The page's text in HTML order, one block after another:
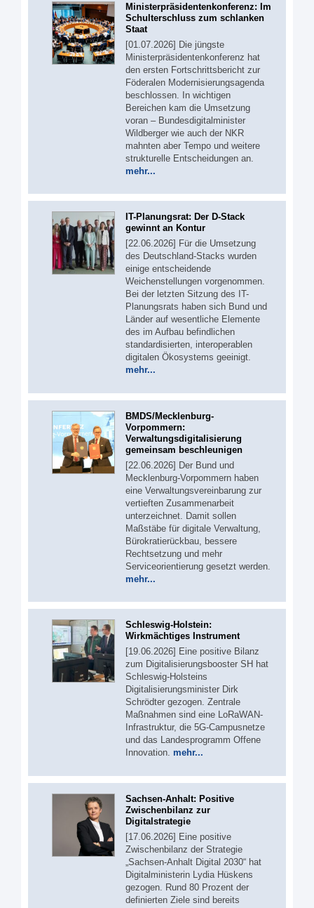
Ministerpräsidentenkonferenz: Im
Schulterschluss zum schlanken
Staat
[01.07.2026] Die jüngste
Ministerpräsidentenkonferenz hat
den ersten Fortschrittsbericht zur
Föderalen Modernisierungsagenda
beschlossen. In wichtigen
Bereichen kam die Umsetzung
voran – Bundesdigitalminister
Wildberger wie auch der NKR
mahnten aber Tempo und weitere
strukturelle Entscheidungen an.
mehr...
IT-Planungsrat: Der D-Stack
gewinnt an Kontur
[22.06.2026] Für die Umsetzung
des Deutschland-Stacks wurden
einige entscheidende
Weichenstellungen vorgenommen.
Bei der letzten Sitzung des IT-
Planungsrats haben sich Bund und
Länder auf wesentliche Elemente
des im Aufbau befindlichen
standardisierten, interoperablen
digitalen Ökosystems geeinigt.
mehr...
BMDS/Mecklenburg-
Vorpommern:
Verwaltungsdigitalisierung
gemeinsam beschleunigen
[22.06.2026] Der Bund und
Mecklenburg-Vorpommern haben
eine Verwaltungsvereinbarung zur
vertieften Zusammenarbeit
unterzeichnet. Damit sollen
Maßstäbe für digitale Verwaltung,
Bürokratierückbau, bessere
Rechtsetzung und mehr
Serviceorientierung gesetzt werden.
mehr...
Schleswig-Holstein:
Wirkmächtiges Instrument
[19.06.2026] Eine positive Bilanz
zum Digitalisierungsbooster SH hat
Schleswig-Holsteins
Digitalisierungsminister Dirk
Schrödter gezogen. Zentrale
Maßnahmen sind eine LoRaWAN-
Infrastruktur, die 5G-Campusnetze
und das Landesprogramm Offene
Innovation. mehr...
Sachsen-Anhalt: Positive
Zwischenbilanz zur
Digitalstrategie
[17.06.2026] Eine positive
Zwischenbilanz der Strategie
„Sachsen-Anhalt Digital 2030“ hat
Digitalministerin Lydia Hüskens
gezogen. Rund 80 Prozent der
definierten Ziele sind bereits